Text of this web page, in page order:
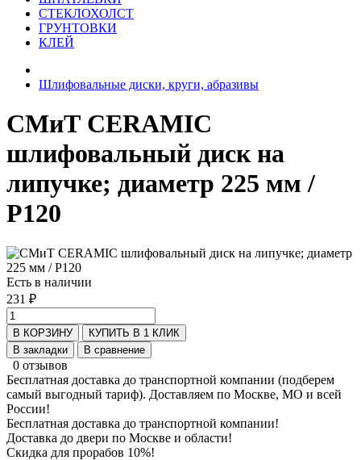
СТЕКЛОХОЛСТ
ГРУНТОВКИ
КЛЕЙ
Шлифовальные диски, круги, абразивы
СМиТ CERAMIC
шлифовальный диск на
липучке; диаметр 225 мм /
P120
Есть в наличии
231 ₽
В КОРЗИНУ
КУПИТЬ В 1 КЛИК
В закладки
В сравнение
0 отзывов
Бесплатная доставка до транспортной компании (подберем
самый выгодный тариф). Доставляем по Москве, МО и всей
России!
Бесплатная доставка до транспортной компании!
Доставка до двери по Москве и области!
Скидка для прорабов 10%!